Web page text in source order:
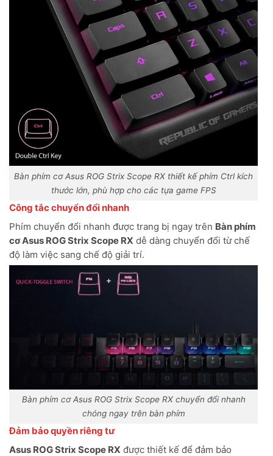
Bàn phím cơ Asus ROG Strix Scope RX thiết kế phím Ctrl kích
thước lớn, phù hợp cho các tựa game FPS
Công tắc chuyển đổi nhanh
Phím chuyển đổi nhanh được trang bị ngay trên Bàn phím
cơ Asus ROG Strix Scope RX dễ dàng chuyển đổi từ chế
độ làm việc sang chế độ giải trí.
Bàn phím cơ Asus ROG Strix Scope RX chuyển đổi nhanh
chóng ngay trên bàn phím
Đảm bảo quyền riêng tư
Asus ROG Strix Scope RX được thiết kế để đảm bảo